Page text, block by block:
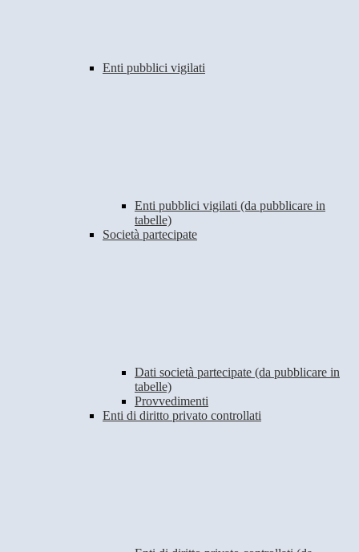
Enti pubblici vigilati
Enti pubblici vigilati (da pubblicare in
tabelle)
Società partecipate
Dati società partecipate (da pubblicare in
tabelle)
Provvedimenti
Enti di diritto privato controllati